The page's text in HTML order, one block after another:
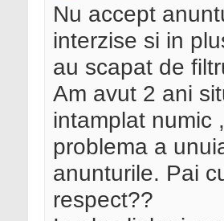
Nu accept
interzise si in
au scapat de
Am avut 2 ani
intamplat numic
problema a
anunturile. Pai
respect??